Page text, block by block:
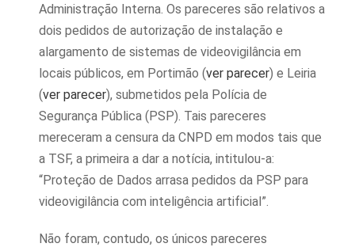
Administração Interna. Os pareceres são relativos a
dois pedidos de autorização de instalação e
alargamento de sistemas de videovigilância em
locais públicos, em Portimão (ver parecer) e Leiria
(ver parecer), submetidos pela Polícia de
Segurança Pública (PSP). Tais pareceres
mereceram a censura da CNPD em modos tais que
a TSF, a primeira a dar a notícia, intitulou-a:
“Proteção de Dados arrasa pedidos da PSP para
videovigilância com inteligência artificial”.
Não foram, contudo, os únicos pareceres